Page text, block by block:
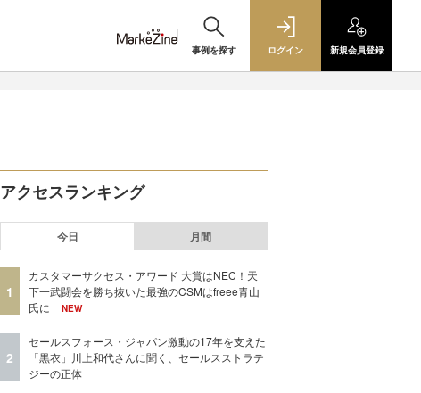
事例を探す ログイン 新規会員登録
アクセスランキング
今日 月間
1
カスタマーサクセス・アワード 大賞はNEC！天
下一武闘会を勝ち抜いた最強のCSMはfreee青山
氏に
NEW
2
セールスフォース・ジャパン激動の17年を支えた
「黒衣」川上和代さんに聞く、セールスストラテ
ジーの正体